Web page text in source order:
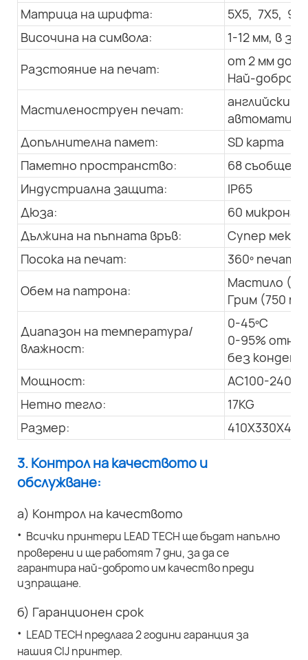
Матрица на шрифта:
5X5, 7X5,
Височина на символа:
1-12 мм, в
Разстояние на печат:
от 2 мм до
Най-добро:
Мастиленоструен печат:
английски,
Допълнителна памет:
SD карта
Паметно пространство:
68
Индустриална защита:
IP65
Дюза:
60 микрона
Дължина на пъпната връв:
Супер мека,
Посока на печат:
360º печат
Обем на патрона:
Мастило
Грим (750 мл)
Диапазон на температура/
влажност:
0-45ºC
0-95%
без
Мощност:
AC100-240V;
Нетно тегло:
17KG
Размер:
3. Контрол на качеството и
обслужване:
а) Контрол на качеството
· Всички принтери LEAD TECH ще бъдат напълно
проверени и ще работят 7 дни, за да се
гарантира най-доброто им качество преди
изпращане.
б) Гаранционен срок
· LEAD TECH предлага 2 години гаранция за
нашия CIJ принтер.